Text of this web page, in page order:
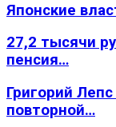
Японские
27,2 тысячи
пенсия…
Григорий
повторной…